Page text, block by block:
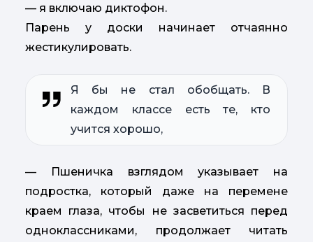
— я включаю диктофон.
Парень у доски начинает отчаянно
жестикулировать.
Я бы не стал обобщать. В
каждом классе есть те, кто
учится хорошо,
— Пшеничка взглядом указывает на
подростка, который даже на перемене
краем глаза, чтобы не засветиться перед
одноклассниками, продолжает читать